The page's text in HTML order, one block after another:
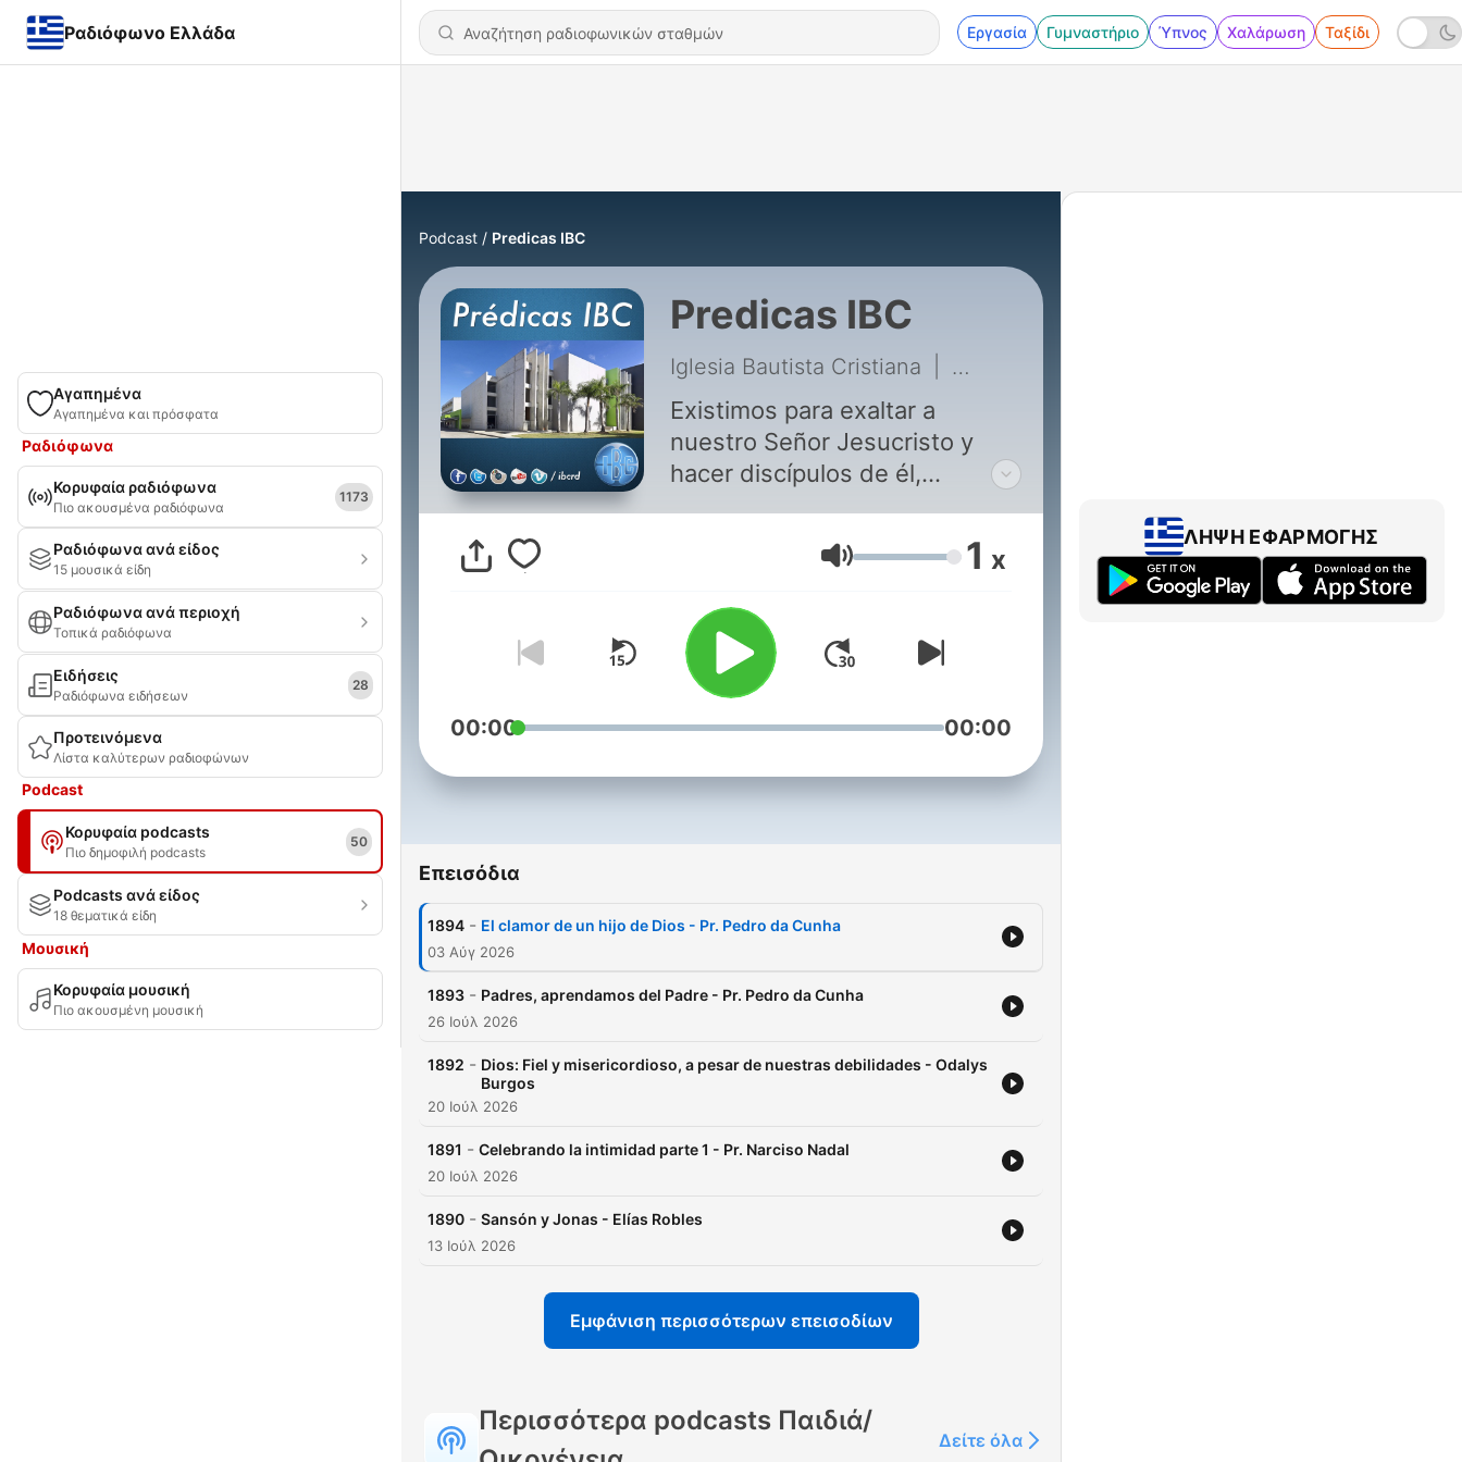
Ραδιόφωνο Ελλάδα Εργασία Γυμναστήριο Ύπνος Χαλάρωση Ταξίδι
Αγαπημένα
Αγαπημένα και πρόσφατα
Ραδιόφωνα
Κορυφαία ραδιόφωνα
Πιο ακουσμένα ραδιόφωνα
1173
Ραδιόφωνα ανά είδος
15 μουσικά είδη
Ραδιόφωνα ανά περιοχή
Τοπικά ραδιόφωνα
Ειδήσεις
Ραδιόφωνα ειδήσεων
28
Προτεινόμενα
Λίστα καλύτερων ραδιοφώνων
Podcast
Κορυφαία podcasts
Πιο δημοφιλή podcasts
50
Podcasts ανά είδος
18 θεματικά είδη
Μουσική
Κορυφαία μουσική
Πιο ακουσμένη μουσική
Podcast Predicas IBC
Predicas IBC
Iglesia Bautista Cristiana 1894 - El clamor de un hijo de Dios - Pr. Pedro
Existimos para exaltar a
nuestro Señor Jesucristo y
hacer discípulos de él,
dependencia de la persona del
Espíritu Santo, siendo fieles a
Dios, adorándole acorde con
Su santidad y majestuosidad,
esperando alerta la venida de
su Hijo Jesucristo.
Ένταση 1 x
00:00 00:00
Επεισόδια
1894 - El clamor de un hijo de Dios - Pr. Pedro da Cunha
03 Αύγ 2026
1893 - Padres, aprendamos del Padre - Pr. Pedro da Cunha
26 Ιούλ 2026
1892 - Dios: Fiel y misericordioso, a pesar de nuestras debilidades - Odalys
Burgos
20 Ιούλ 2026
1891 - Celebrando la intimidad parte 1 - Pr. Narciso Nadal
20 Ιούλ 2026
1890 - Sansón y Jonas - Elías Robles
13 Ιούλ 2026
Εμφάνιση περισσότερων επεισοδίων
Περισσότερα podcasts Παιδιά/
Δείτε όλα
ΛΉΨΗ ΕΦΑΡΜΟΓΉΣ